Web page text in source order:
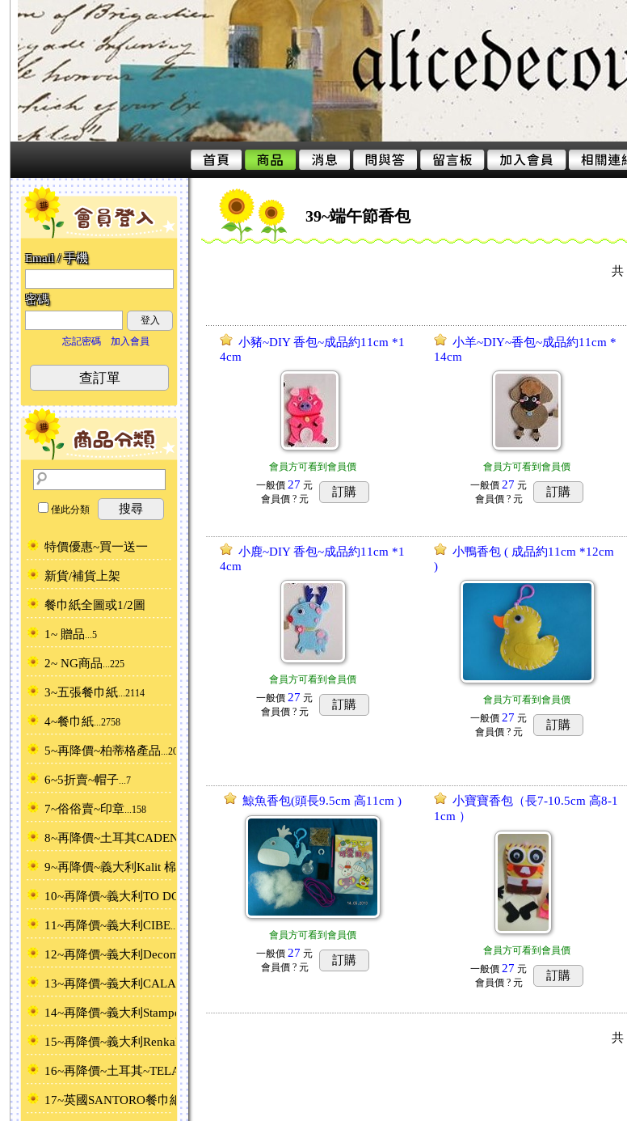
Email / 手機
密碼
登入
忘記密碼
加入會員
查訂單
僅此分類 搜尋
特價優惠~買一送一
新貨/補貨上架
餐巾紙全圖或1/2圖
1~ 贈品 ...5
2~ NG商品 ...225
3~五張餐巾紙 ...2114
4~餐巾紙 ...2758
5~再降價~柏蒂格產品 ...20
6~5折賣~帽子 ...7
7~俗俗賣~印章 ...158
8~再降價~土耳其CADENCE
9~再降價~義大利Kalit 棉紙
10~再降價~義大利TO DO專用紙
11~再降價~義大利CIBE ...3
12~再降價~義大利Decomania專用紙棉紙...297
13~再降價~義大利CALAMBOUR專用紙棉紙
14~再降價~義大利Stamperia專用紙、棉紙...166
15~再降價~義大利Renkalik專用紙ˋ棉紙
16~再降價~土耳其~TELA~ 背膠襯布轉印紙
17~英國SANTORO餐巾紙ˋ產品
39~端午節香包
共
小豬~DIY 香包~成品約11cm *1
4cm
會員方可看到會員價
一般價 27 元
會員價? 元
訂購
小羊~DIY~香包~成品約11cm *
14cm
會員方可看到會員價
一般價 27 元
會員價? 元
訂購
小鹿~DIY 香包~成品約11cm *1
4cm
會員方可看到會員價
一般價 27 元
會員價? 元
訂購
小鴨香包 ( 成品約11cm *12cm
)
會員方可看到會員價
一般價 27 元
會員價? 元
訂購
鯨魚香包(頭長9.5cm 高11cm )
會員方可看到會員價
一般價 27 元
會員價? 元
訂購
小寶寶香包（長7-10.5cm 高8-1
1cm ）
會員方可看到會員價
一般價 27 元
會員價? 元
訂購
共